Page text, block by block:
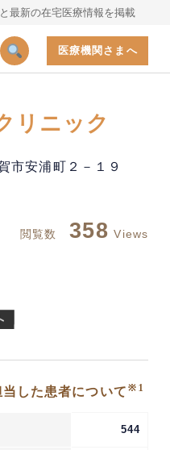
最新の在宅医療情報を掲載
医療機関さまへ
リニック
市安浦町２－１９
閲覧数 358 Views
した患者について※1
544